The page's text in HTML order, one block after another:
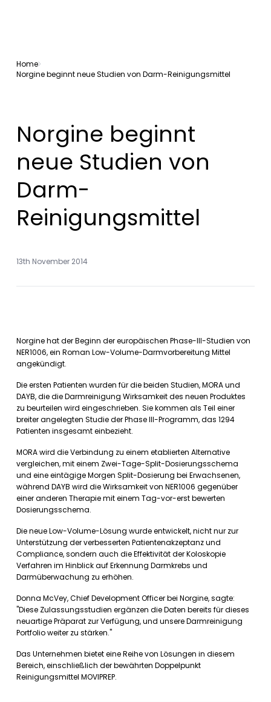
Home
Norgine beginnt neue Studien von Darm-Reinigungsmittel
Norgine beginnt
neue Studien von
Darm-
Reinigungsmittel
13th November 2014
Norgine hat der Beginn der europäischen Phase-III-Studien von
NER1006, ein Roman Low-Volume-Darmvorbereitung Mittel
angekündigt.
Die ersten Patienten wurden für die beiden Studien, MORA und
DAYB, die die Darmreinigung Wirksamkeit des neuen Produktes
zu beurteilen wird eingeschrieben. Sie kommen als Teil einer
breiter angelegten Studie der Phase III-Programm, das 1294
Patienten insgesamt einbezieht.
MORA wird die Verbindung zu einem etablierten Alternative
vergleichen, mit einem Zwei-Tage-Split-Dosierungsschema
und eine eintägige Morgen Split-Dosierung bei Erwachsenen,
während DAYB wird die Wirksamkeit von NER1006 gegenüber
einer anderen Therapie mit einem Tag-vor-erst bewerten
Dosierungsschema.
Die neue Low-Volume-Lösung wurde entwickelt, nicht nur zur
Unterstützung der verbesserten Patientenakzeptanz und
Compliance, sondern auch die Effektivität der Koloskopie
Verfahren im Hinblick auf Erkennung Darmkrebs und
Darmüberwachung zu erhöhen.
Donna McVey, Chief Development Officer bei Norgine, sagte:
"Diese Zulassungsstudien ergänzen die Daten bereits für dieses
neuartige Präparat zur Verfügung, und unsere Darmreinigung
Portfolio weiter zu stärken."
Das Unternehmen bietet eine Reihe von Lösungen in diesem
Bereich, einschließlich der bewährten Doppelpunkt
Reinigungsmittel MOVIPREP.